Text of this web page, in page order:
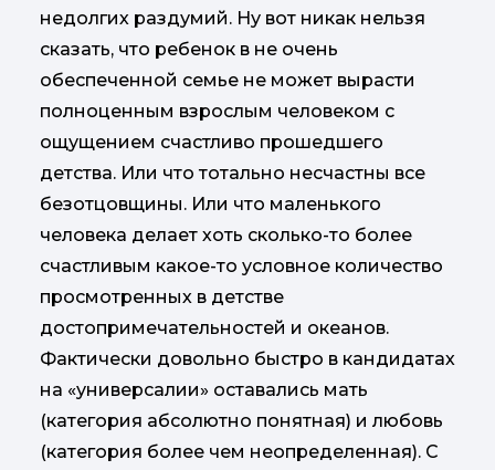
недолгих раздумий. Ну вот никак нельзя
сказать, что ребенок в не очень
обеспеченной семье не может вырасти
полноценным взрослым человеком с
ощущением счастливо прошедшего
детства. Или что тотально несчастны все
безотцовщины. Или что маленького
человека делает хоть сколько-то более
счастливым какое-то условное количество
просмотренных в детстве
достопримечательностей и океанов.
Фактически довольно быстро в кандидатах
на «универсалии» оставались мать
(категория абсолютно понятная) и любовь
(категория более чем неопределенная). С